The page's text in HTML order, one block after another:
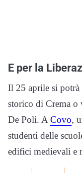
E per la
Il 25 aprile si potrà
storico di Crema o
De Poli. ACovo,
studenti delle
edifici medievali e